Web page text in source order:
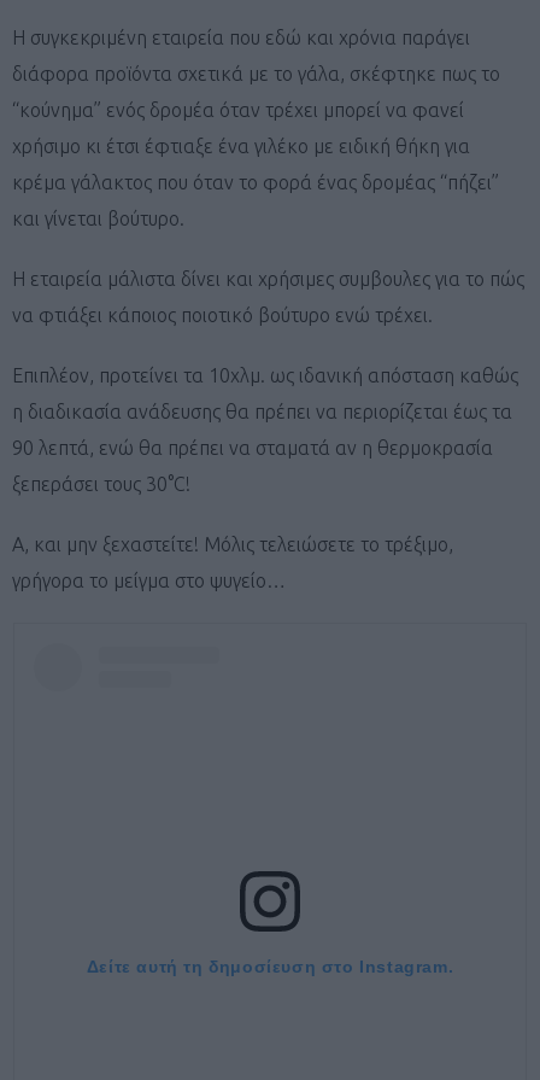
Η συγκεκριμένη εταιρεία που εδώ και χρόνια παράγει
διάφορα προϊόντα σχετικά με το γάλα, σκέφτηκε πως το
“κούνημα” ενός δρομέα όταν τρέχει μπορεί να φανεί
χρήσιμο κι έτσι έφτιαξε ένα γιλέκο με ειδική θήκη για
κρέμα γάλακτος που όταν το φορά ένας δρομέας “πήζει”
και γίνεται βούτυρο.
Η εταιρεία μάλιστα δίνει και χρήσιμες συμβουλες για το πώς
να φτιάξει κάποιος ποιοτικό βούτυρο ενώ τρέχει.
Επιπλέον, προτείνει τα 10χλμ. ως ιδανική απόσταση καθώς
η διαδικασία ανάδευσης θα πρέπει να περιορίζεται έως τα
90 λεπτά, ενώ θα πρέπει να σταματά αν η θερμοκρασία
ξεπεράσει τους 30°C!
Α, και μην ξεχαστείτε! Μόλις τελειώσετε το τρέξιμο,
γρήγορα το μείγμα στο ψυγείο…
Δείτε αυτή τη δημοσίευση στο Instagram.